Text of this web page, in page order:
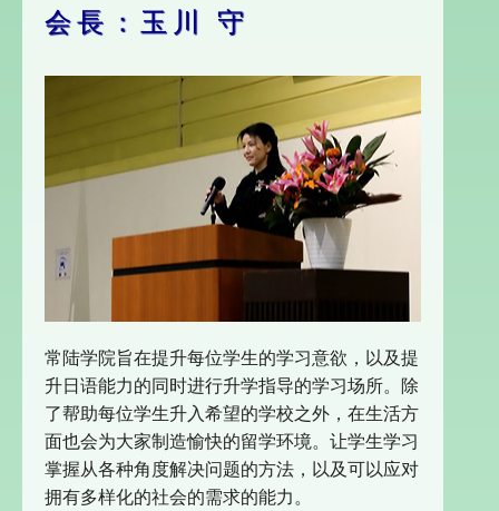
会長：玉川 守
常陆学院旨在提升每位学生的学习意欲，以及提
升日语能力的同时进行升学指导的学习场所。除
了帮助每位学生升入希望的学校之外，在生活方
面也会为大家制造愉快的留学环境。让学生学习
掌握从各种角度解决问题的方法，以及可以应对
拥有多样化的社会的需求的能力。